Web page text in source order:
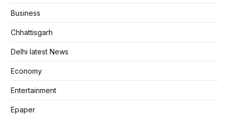
Business
Chhattisgarh
Delhi latest News
Economy
Entertainment
Epaper